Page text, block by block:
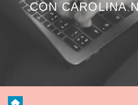
CON CAROLINA